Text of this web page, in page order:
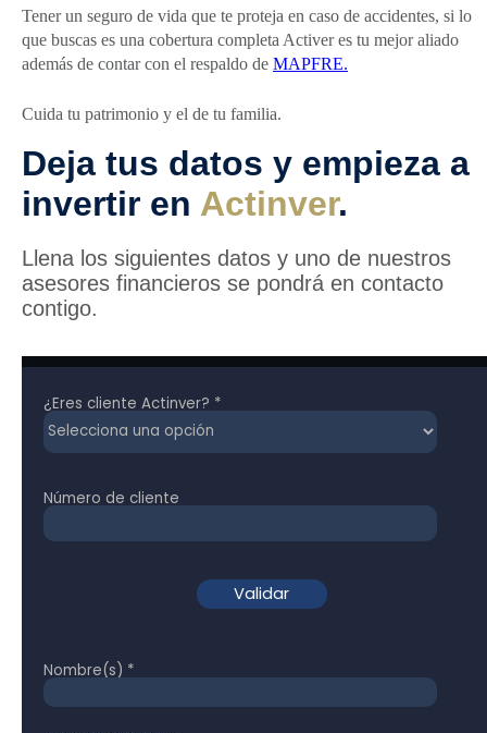
Tener un seguro de vida que te proteja en caso de accidentes, si lo
que buscas es una cobertura completa Activer es tu mejor aliado
además de contar con el respaldo de MAPFRE.
Cuida tu patrimonio y el de tu familia.
Deja tus datos y empieza a
invertir en Actinver.
Llena los siguientes datos y uno de nuestros
asesores financieros se pondrá en contacto
contigo.